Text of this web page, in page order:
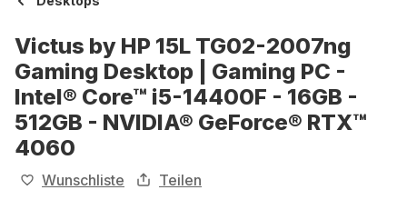
Victus by HP 15L TG02-2007ng
Gaming Desktop | Gaming PC -
Intel® Core™ i5-14400F - 16GB -
512GB - NVIDIA® GeForce® RTX™
4060
Wunschliste Teilen